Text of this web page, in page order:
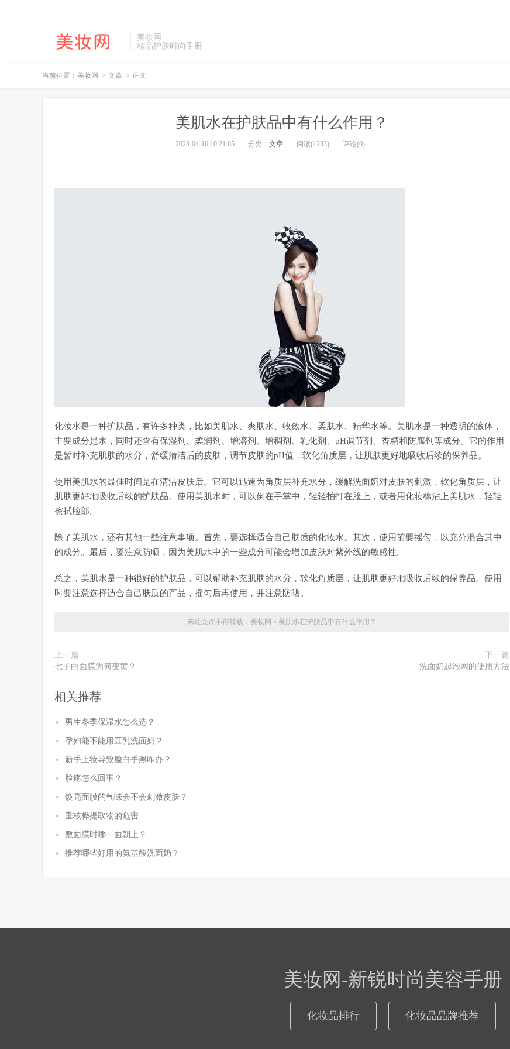
美妆网
精品护肤时尚手册
当前位置： 美妆网 > 文章 > 正文
美肌水在护肤品中有什么作用？
2023-04-16 10:21:05 分类： 文章 阅读(1233) 评论(0)
化妆水是一种护肤品，有许多种类，比如美肌水、爽肤水、收敛水、柔肤水、精华水等。美肌水是一种透明的液体，
主要成分是水，同时还含有保湿剂、柔润剂、增溶剂、增稠剂、乳化剂、pH调节剂、香精和防腐剂等成分。它的作用
是暂时补充肌肤的水分，舒缓清洁后的皮肤，调节皮肤的pH值，软化角质层，让肌肤更好地吸收后续的保养品。
使用美肌水的最佳时间是在清洁皮肤后。它可以迅速为角质层补充水分，缓解洗面奶对皮肤的刺激，软化角质层，让
肌肤更好地吸收后续的护肤品。使用美肌水时，可以倒在手掌中，轻轻拍打在脸上，或者用化妆棉沾上美肌水，轻轻
擦拭脸部。
除了美肌水，还有其他一些注意事项。首先，要选择适合自己肤质的化妆水。其次，使用前要摇匀，以充分混合其中
的成分。最后，要注意防晒，因为美肌水中的一些成分可能会增加皮肤对紫外线的敏感性。
总之，美肌水是一种很好的护肤品，可以帮助补充肌肤的水分，软化角质层，让肌肤更好地吸收后续的保养品。使用
时要注意选择适合自己肤质的产品，摇匀后再使用，并注意防晒。
未经允许不得转载： 美妆网 » 美肌水在护肤品中有什么作用？
上一篇
七子白面膜为何变黄？
下一篇
洗面奶起泡网的使用方法
相关推荐
男生冬季保湿水怎么选？
孕妇能不能用豆乳洗面奶？
新手上妆导致脸白手黑咋办？
脸疼怎么回事？
焕亮面膜的气味会不会刺激皮肤？
垂枝桦提取物的危害
敷面膜时哪一面朝上？
推荐哪些好用的氨基酸洗面奶？
美妆网-新锐时尚美容手册
化妆品排行 化妆品品牌推荐